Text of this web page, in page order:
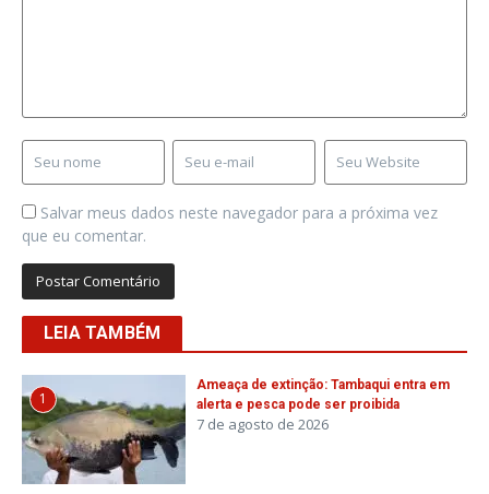
Salvar meus dados neste navegador para a próxima vez
que eu comentar.
LEIA TAMBÉM
1
Ameaça de extinção: Tambaqui entra em
alerta e pesca pode ser proibida
7 de agosto de 2026